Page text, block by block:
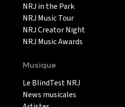
NRJ in the Park
NRJ Music Tour
NRJ Creator Night
NRJ Music Awards
Musique
Le BlindTest NRJ
News musicales